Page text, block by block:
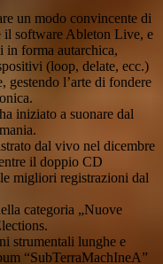
un modo convincente di
il software Ableton Live, e
in forma autarchica,
(loop, delate, ecc.)
gestendo l’arte di fondere
iniziato a suonare dal
dal vivo nel dicembre
il doppio CD
migliori registrazioni dal
categoria „Nuove
strumentali lunghe e
“SubTerraMachIneA”